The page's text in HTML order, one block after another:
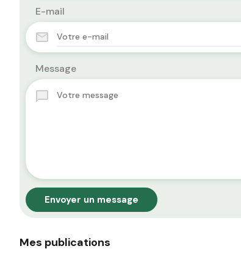
E-mail
Message
Envoyer un message
Mes publications